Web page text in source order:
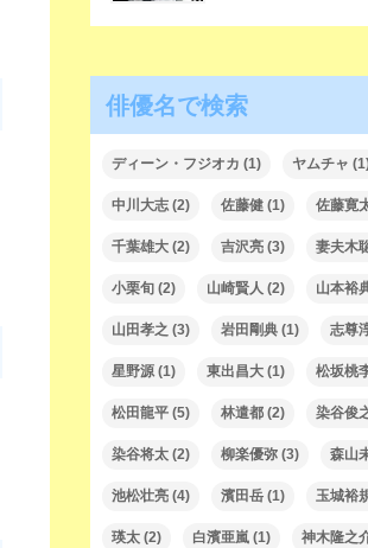
俳優名で検索
ディーン・フジオカ (1) ヤムチャ
中川大志 (2) 佐藤健 (1) 佐藤寛
千葉雄大 (2) 吉沢亮 (3) 妻夫木
小栗旬 (2) 山崎賢人 (2) 山本裕
山田孝之 (3) 岩田剛典 (1) 志尊
星野源(1) 東出昌大 (1) 松坂桃
松田龍平 (5) 林遣都 (2) 染谷俊
染谷将太 (2) 柳楽優弥 (3) 森山
池松壮亮 (4) 濱田岳 (1) 玉城裕
瑛太 (2) 白濱亜嵐 (1) 神木隆之